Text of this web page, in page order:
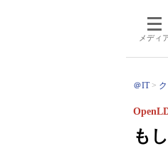
メディ
＠IT
も